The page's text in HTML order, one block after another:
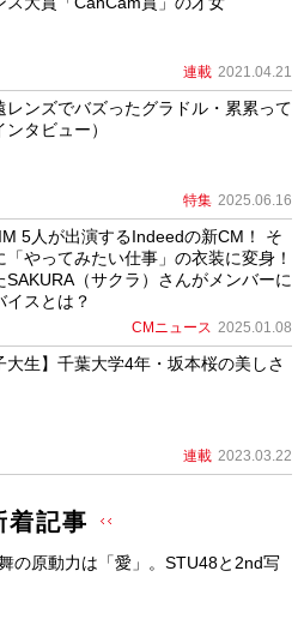
連載 2021.04.21
レンズでバズったグラドル・累累って
タビュー）
特集 2025.06.16
5人が出演するIndeedの新CM！ そ
「やってみたい仕事」の衣装に変身！
SAKURA（サクラ）さんがメンバーに
イスとは？
CMニュース 2025.01.08
大生】千葉大学4年・坂本桜の美しさ
連載 2023.03.22
着記事
の原動力は「愛」。STU48と2nd写